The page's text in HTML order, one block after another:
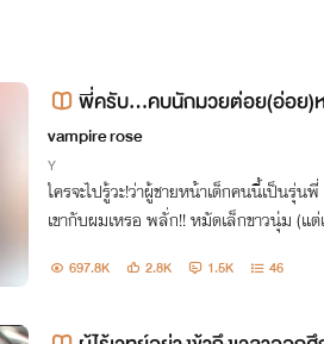
พี่ครับ...คบนักมวยต่อย(อ่อย)
k)
vampire rose
Y
ใครจะไปรู้วะ!ว่าผู้ชายหน้าเด็กคนนี้เป็นรุ่น
เขากับผมเหรอ พลั่ก!! หมัดเล็กขาวนุ่ม (แ
697.8K 2.8K 1.5K 46